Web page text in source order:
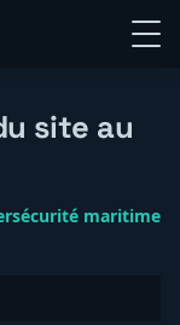
site au
maritime